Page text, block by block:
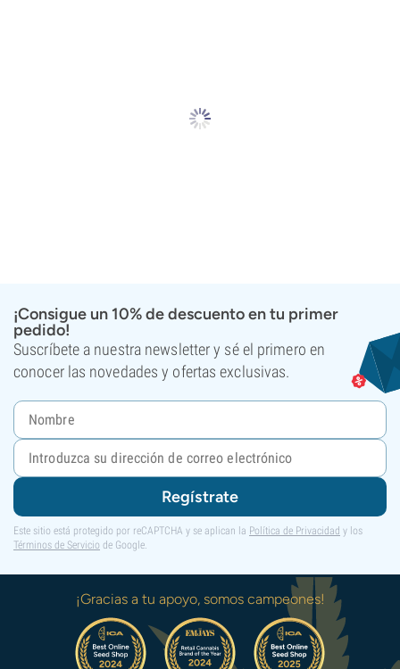
¡Consigue un 10% de descuento en tu primer
pedido!
Suscríbete a nuestra newsletter y sé el primero en
conocer las novedades y ofertas exclusivas.
Regístrate
Este sitio está protegido por reCAPTCHA y se aplican la Política de Privacidad y los
Términos de Servicio de Google.
¡Gracias a tu apoyo, somos campeones!